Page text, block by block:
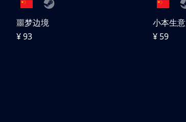
噩梦边境
¥ 93
小本生意
¥ 59